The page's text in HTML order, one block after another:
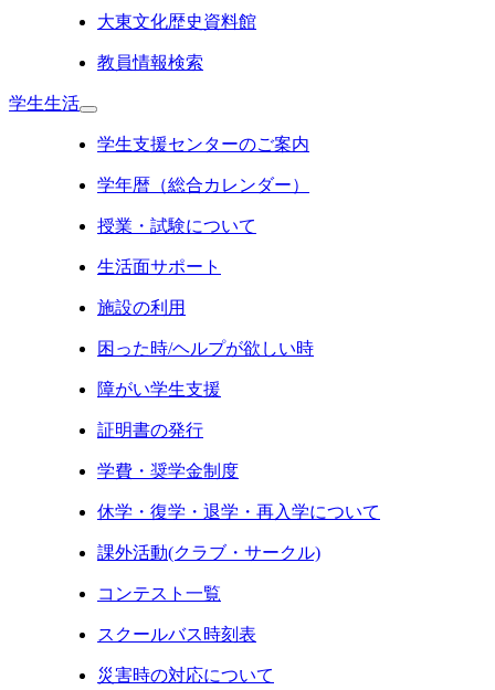
大東文化歴史資料館
教員情報検索
学生生活
学生支援センターのご案内
学年暦（総合カレンダー）
授業・試験について
生活面サポート
施設の利用
困った時/ヘルプが欲しい時
障がい学生支援
証明書の発行
学費・奨学金制度
休学・復学・退学・再入学について
課外活動(クラブ・サークル)
コンテスト一覧
スクールバス時刻表
災害時の対応について